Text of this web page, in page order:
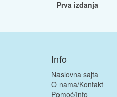
Prva izdanja
Info
Naslovna sajta
O nama/Kontakt
Pomoć/Info